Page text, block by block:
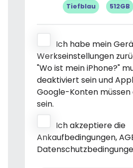
Tiefblau 512GB
Ich habe mein
Werkseinstellungen
"Wo ist mein iPhone?"
deaktiviert sein und
Google-Konten
sein.
Ich akzeptiere die
Ankaufbedingungen,